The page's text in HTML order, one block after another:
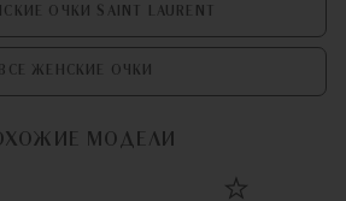
ОЧКИ SAINT LAURENT
ВСЕ ЖЕНСКИЕ ОЧКИ
МОДЕЛИ